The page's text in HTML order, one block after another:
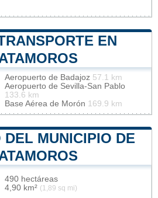
EN
Aeropuerto de Badajoz 57.1 km
Aeropuerto de Sevilla-San Pablo
133.6 km
Base Aérea de Morón 169.9 km
DEL MUNICIPIO DE
490 hectáreas
4,90 km² (1,89 sq mi)